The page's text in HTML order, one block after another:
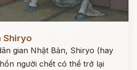
Shiryo
gian Nhật Bản, Shiryo (hay
người chết có thể trở lại